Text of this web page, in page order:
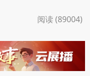
阅读 (89004)